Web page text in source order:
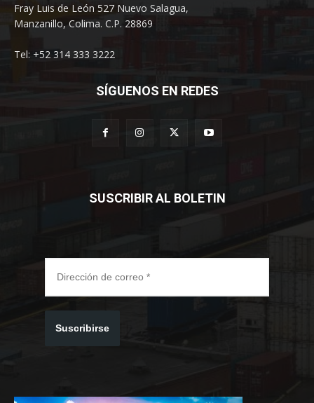
Fray Luis de León 527 Nuevo Salagua,
Manzanillo, Colima. C.P. 28869
Tel: +52 314 333 3222
SÍGUENOS EN REDES
SUSCRIBIR AL BOLETIN
Suscribirse